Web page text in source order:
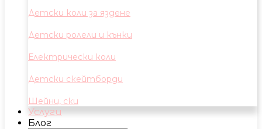
Детски коли за яздене
Детски ролели и кънки
Електрически коли
Детски скейтборди
Шейни, ски
Услуги
Блог